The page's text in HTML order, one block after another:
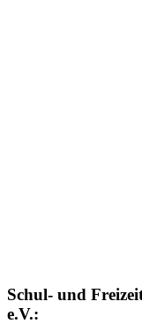
Schul- und
e.V.: